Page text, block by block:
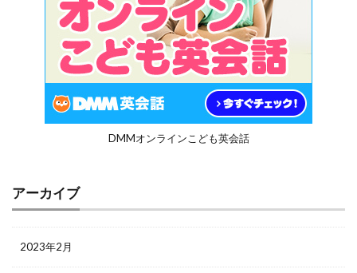
DMMオンラインこども英会話
アーカイブ
2023年2月